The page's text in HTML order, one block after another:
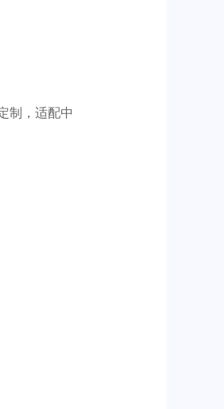
制，适配中